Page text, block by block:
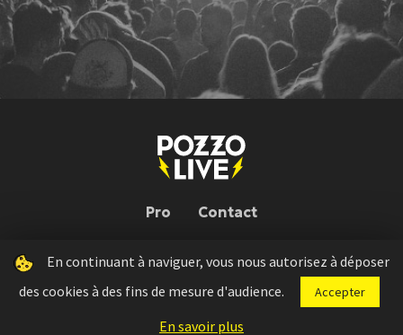
Pro Contact
Pozzo Live © 2026 | Conception : Pozzo Team, avec l'aide deBloop
Press kit Règlement concours Mentions légales
En continuant à naviguer, vous nous autorisez à déposer
des cookies à des fins de mesure d'audience.
Accepter
En savoir plus